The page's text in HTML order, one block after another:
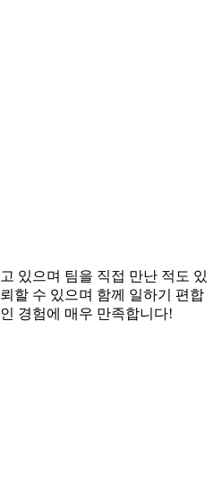
있으며 팀을 직접 만난 적도 있
할 수 있으며 함께 일하기 편합
경험에 매우 만족합니다!